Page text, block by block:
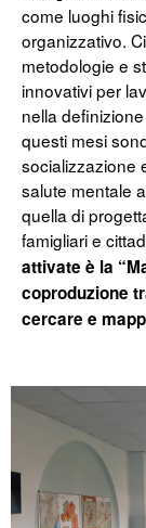
come luoghi
organizzativo.
metodologie e
innovativi per
nella
questi mesi
socializzazione
salute mentale
quella di
famigliari e
attivate è la
coproduzione
cercare e